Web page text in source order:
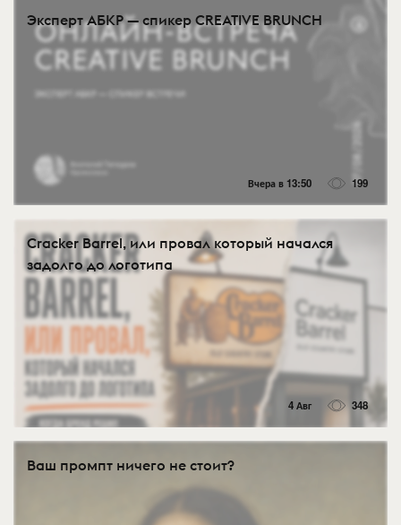
Эксперт АБКР — спикер CREATIVE BRUNCH
Вчера в 13:50 199
Cracker Barrel, или провал который начался
задолго до логотипа
4 Авг 348
Ваш промпт ничего не стоит?